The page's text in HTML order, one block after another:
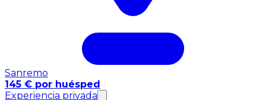
Sanremo
145 € por huésped
Experiencia privada